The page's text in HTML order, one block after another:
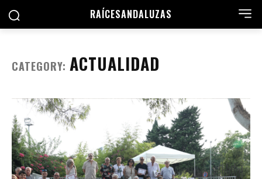
RAÍCESANDALUZAS
CATEGORY: ACTUALIDAD